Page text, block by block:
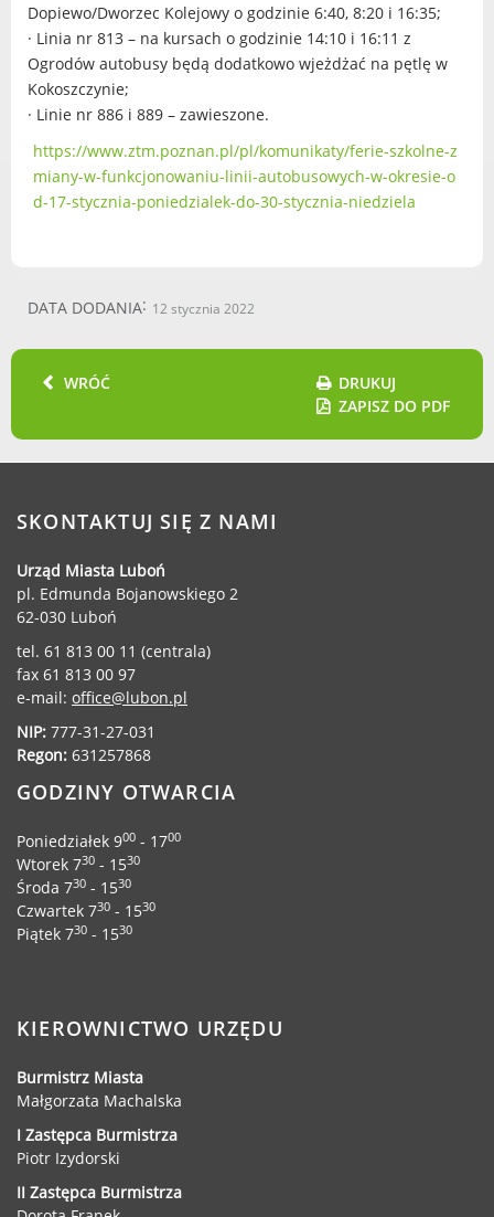
Urząd Skarbowy
Państwowe Gospodarstwo Wodne
Wody Polskie
KONTAKT
Dopiewo/Dworzec Kolejowy o godzinie 6:40, 8:20 i 16:35;
· Linia nr 813 – na kursach o godzinie 14:10 i 16:11 z
Ogrodów autobusy będą dodatkowo wjeżdżać na pętlę w
Kokoszczynie;
· Linie nr 886 i 889 – zawieszone.
https://www.ztm.poznan.pl/pl/komunikaty/ferie-szkolne-z
miany-w-funkcjonowaniu-linii-autobusowych-w-okresie-o
d-17-stycznia-poniedzialek-do-30-stycznia-niedziela
DATA DODANIA 12 stycznia 2022
WRÓĆ
DRUKUJ
ZAPISZ DO PDF
SKONTAKTUJ SIĘ Z NAMI
Urząd Miasta Luboń
pl. Edmunda Bojanowskiego 2
62-030 Luboń
tel. 61 813 00 11 (centrala)
fax 61 813 00 97
e-mail: office@lubon.pl
NIP: 777-31-27-031
Regon: 631257868
GODZINY OTWARCIA
Poniedziałek 900 - 1700
Wtorek 730 - 1530
Środa 730 - 1530
Czwartek 730 - 1530
Piątek 730 - 1530
KIEROWNICTWO URZĘDU
Burmistrz Miasta
Małgorzata Machalska
I Zastępca Burmistrza
Piotr Izydorski
II Zastępca Burmistrza